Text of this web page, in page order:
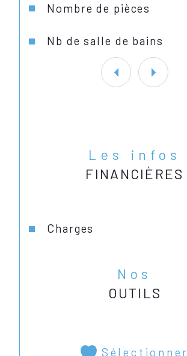
Nombre de pièces
Nb de salle de bains
Les infos
FINANCIÈRES
Charges
Nos
OUTILS
Sélectionner